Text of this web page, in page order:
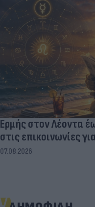
Ερμής στον Λέοντα
στις επικοινωνίες
07.08.2026